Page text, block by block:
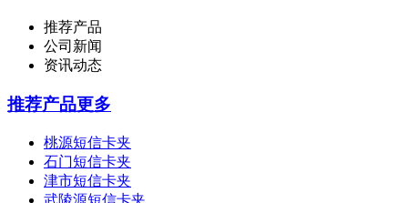
推荐产品
公司新闻
资讯动态
推荐产品更多
桃源短信卡夹
石门短信卡夹
津市短信卡夹
武陵源短信卡夹